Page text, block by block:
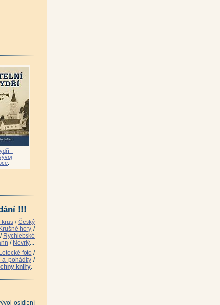
|
Juřík)|
|
|
|
(Jiří Cukr)|
-
!!!
kras/ Český
Krušné hory /
/ Rychlebské
/ Nevrlý...
Letecké foto/
a pohádky/
knihy.
osídlení